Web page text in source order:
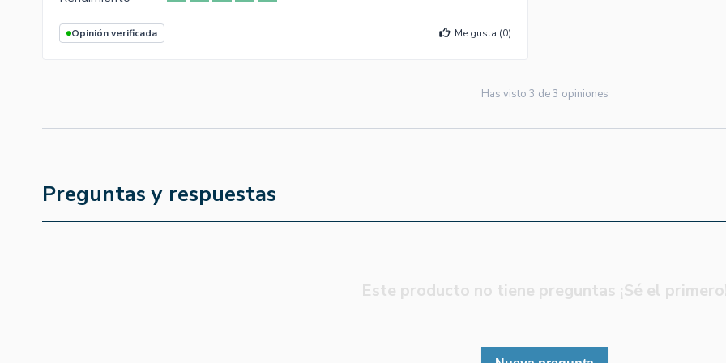
Opinión verificada Me gusta (0)
Has visto 3 de3 opiniones
Preguntas y respuestas
Este producto no tiene preguntas ¡Sé el